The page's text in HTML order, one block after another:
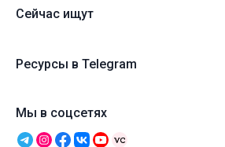
Сейчас ищут
Ресурсы в Telegram
Мы в соцсетях